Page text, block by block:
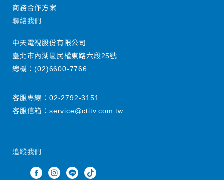
追蹤我們
商務合作方案
聯絡我們
中天電視股份有限公司
臺北市內湖區民權東路六段25號
總機：(02)6600-7766
客服專線： 02-2792-3151
客服信箱： service@ctitv.com.tw